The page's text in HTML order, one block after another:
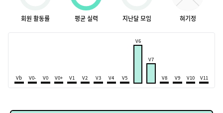
회원 활동률 평균 실력 지난달 모임 혀기정
Vb V0- V0 V0+ V1 V2 V3 V4 V5
V6
V7
V8 V9 V10 V11